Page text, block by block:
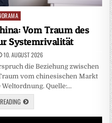
Vom Traum des
Systemrivalität
10. AUGUST 2026
die Beziehung zwischen
vom chinesischen Markt
Quelle:…